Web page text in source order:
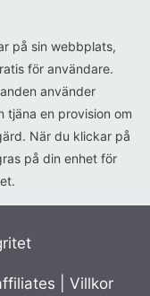
på sin webbplats,
för användare.
använder
tjäna en provision om
När du klickar på
på din enhet för
Villkor